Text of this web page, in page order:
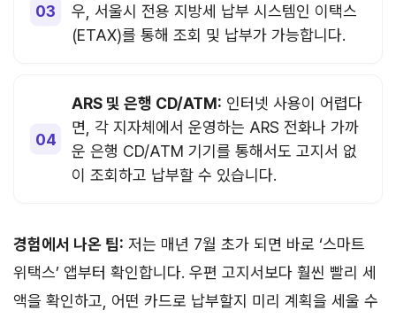
우, 서울시 전용 지방세 납부 시스템인 이택스
(ETAX)를 통해 조회 및 납부가 가능합니다.
ARS 및 은행 CD/ATM: 인터넷 사용이 어렵다
면, 각 지자체에서 운영하는 ARS 전화나 가까
운 은행 CD/ATM 기기를 통해서도 고지서 없
이 조회하고 납부할 수 있습니다.
경험에서 나온 팁: 저는 매년 7월 초가 되면 바로 ‘스마트
위택스’ 앱부터 확인합니다. 우편 고지서보다 훨씬 빨리 세
액을 확인하고, 어떤 카드로 납부할지 미리 계획을 세울 수